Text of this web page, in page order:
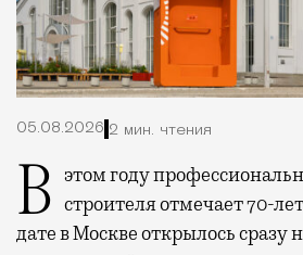
05.08.2026 2 мин. чтения
В этом году профессиональный праздник День строителя отмечает 70-
дате в Москве открылось сразу